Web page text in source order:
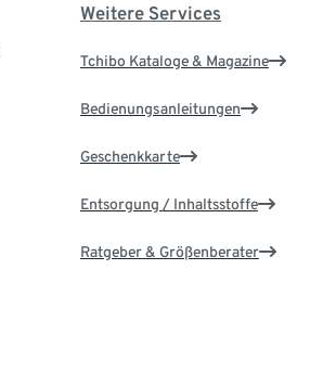
Weitere Services
Tchibo Kataloge & Magazine
Bedienungsanleitungen
Geschenkkarte
Entsorgung / Inhaltsstoffe
Ratgeber & Größenberater